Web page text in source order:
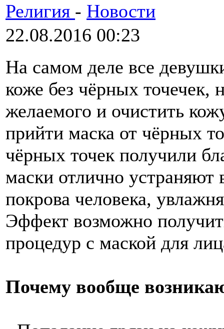
Религия - Новости
22.08.2016 00:23
На самом деле все
коже без чёрных точечек,
желаемого и очистить
прийти маска от чёрных
чёрных точек получили
маски отлично устраняют
покрова человека,
Эффект возможно
процедур с маской для
Почему вообще